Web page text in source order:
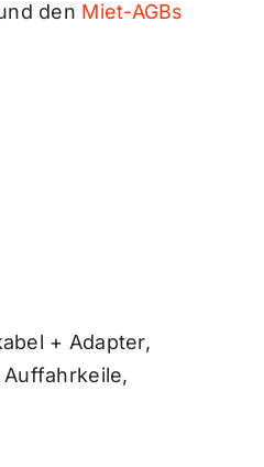
den Miet-AGBs
+ Adapter,